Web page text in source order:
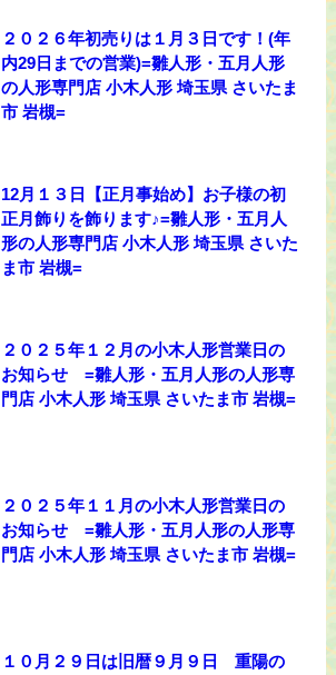
２０２６年初売りは１月３日です！(年
内29日までの営業)=雛人形・五月人形
の人形専門店 小木人形 埼玉県 さいたま
市 岩槻=
12月１３日【正月事始め】お子様の初
正月飾りを飾ります♪=雛人形・五月人
形の人形専門店 小木人形 埼玉県 さいた
ま市 岩槻=
２０２５年１２月の小木人形営業日の
お知らせ =雛人形・五月人形の人形専
門店 小木人形 埼玉県 さいたま市 岩槻=
２０２５年１１月の小木人形営業日の
お知らせ =雛人形・五月人形の人形専
門店 小木人形 埼玉県 さいたま市 岩槻=
１０月２９日は旧暦９月９日 重陽の